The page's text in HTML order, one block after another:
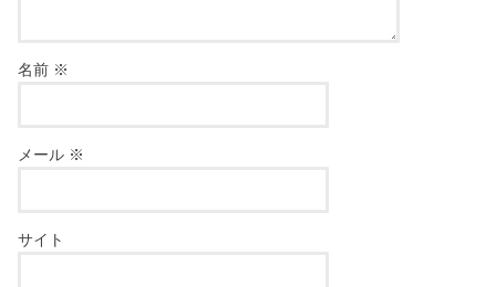
名前 ※
メール ※
サイト